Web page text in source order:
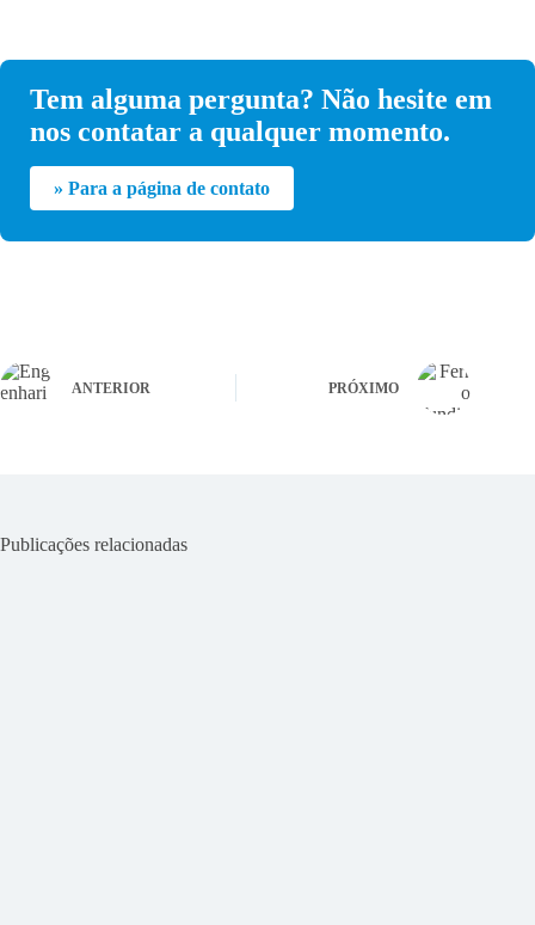
Tem alguma pergunta? Não hesite em
nos contatar a qualquer momento.
» Para a página de contato
ANTERIOR PRÓXIMO
Publicações relacionadas